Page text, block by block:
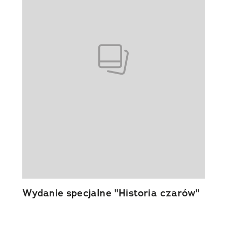
Wydanie specjalne "Historia czarów"